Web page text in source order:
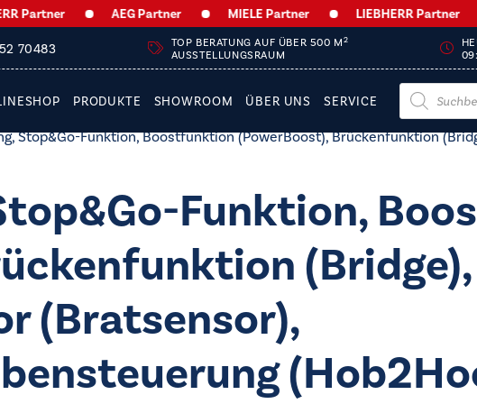
AEG Partner MIELE Partner LIEBHERR Partner
70483 TOP BERATUNG AUF ÜBER 500 M 2
AUSSTELLUNGSRAUM
PRODUKTE SHOWROOM ÜBER UNS SERVICE
Products
search
Stop&Go-Funktion, Boostfunktion (PowerBoost), Brückenfunktion
Funktion,
(Bridge),
(Bratsensor),